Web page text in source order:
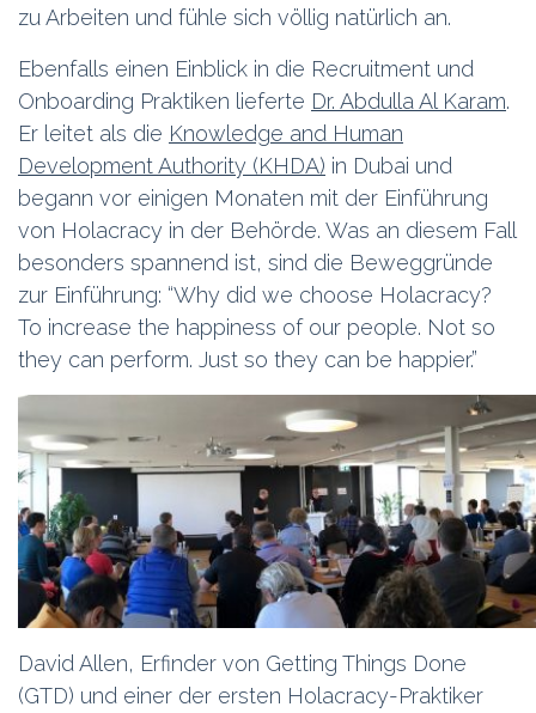
zu Arbeiten und fühle sich völlig natürlich an.
Ebenfalls einen Einblick in die Recruitment und
Onboarding Praktiken lieferte Dr. Abdulla Al Karam.
Er leitet als die Knowledge and Human
Development Authority (KHDA) in Dubai und
begann vor einigen Monaten mit der Einführung
von Holacracy in der Behörde. Was an diesem Fall
besonders spannend ist, sind die Beweggründe
zur Einführung: “Why did we choose Holacracy?
To increase the happiness of our people. Not so
they can perform. Just so they can be happier.”
David Allen, Erfinder von Getting Things Done
(GTD) und einer der ersten Holacracy-Praktiker